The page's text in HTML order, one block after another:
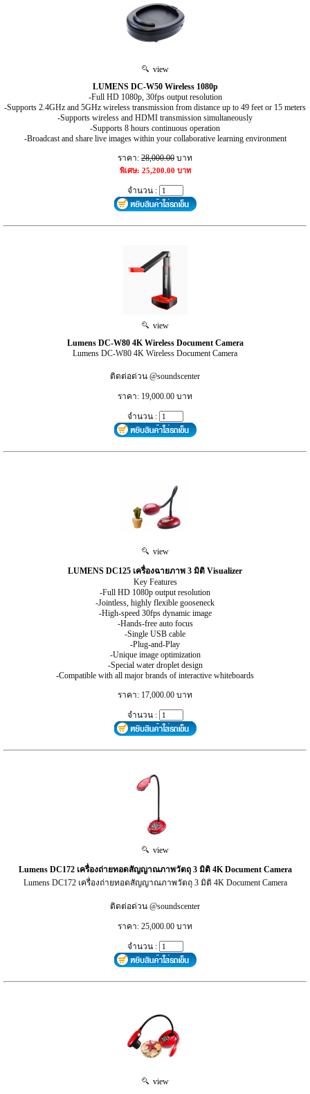
view
LUMENS DC-W50 Wireless 1080p
-Full HD 1080p, 30fps output resolution
-Supports 2.4GHz and 5GHz wireless transmission from distance up to 49 feet or 15 meters
-Supports wireless and HDMI transmission simultaneously
-Supports 8 hours continuous operation
-Broadcast and share live images within your collaborative learning environment
ราคา: 28,000.00 บาท
พิเศษ: 25,200.00 บาท
จำนวน :
view
Lumens DC-W80 4K Wireless Document Camera
Lumens DC-W80 4K Wireless Document Camera
ติดต่อด่วน @soundscenter
ราคา: 19,000.00 บาท
จำนวน :
view
LUMENS DC125 เครื่องฉายภาพ 3 มิติ Visualizer
Key Features
-Full HD 1080p output resolution
-Jointless, highly flexible gooseneck
-High-speed 30fps dynamic image
-Hands-free auto focus
-Single USB cable
-Plug-and-Play
-Unique image optimization
-Special water droplet design
-Compatible with all major brands of interactive whiteboards
ราคา: 17,000.00 บาท
จำนวน :
view
Lumens DC172 เครื่องถ่ายทอดสัญญาณภาพวัตถุ 3 มิติ 4K Document Camera
Lumens DC172 เครื่องถ่ายทอดสัญญาณภาพวัตถุ 3 มิติ 4K Document Camera
ติดต่อด่วน @soundscenter
ราคา: 25,000.00 บาท
จำนวน :
view